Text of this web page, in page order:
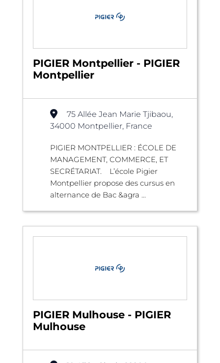
PIGIER Montpellier - PIGIER
Montpellier
75 Allée Jean Marie Tjibaou,
34000 Montpellier, France
PIGIER MONTPELLIER : ÉCOLE DE
MANAGEMENT, COMMERCE, ET
SECRÉTARIAT. L’école Pigier
Montpellier propose des cursus en
alternance de Bac &agra ...
PIGIER Mulhouse - PIGIER
Mulhouse